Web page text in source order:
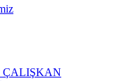
ÇALIŞKAN